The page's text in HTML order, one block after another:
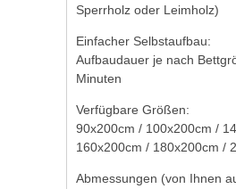
Sperrholz oder Leimholz)
Einfacher Selbstaufbau:
Aufbaudauer je nach
Minuten
Verfügbare Größen:
90x200cm / 100x200cm /
160x200cm / 180x200cm /
Abmessungen (von Ihnen